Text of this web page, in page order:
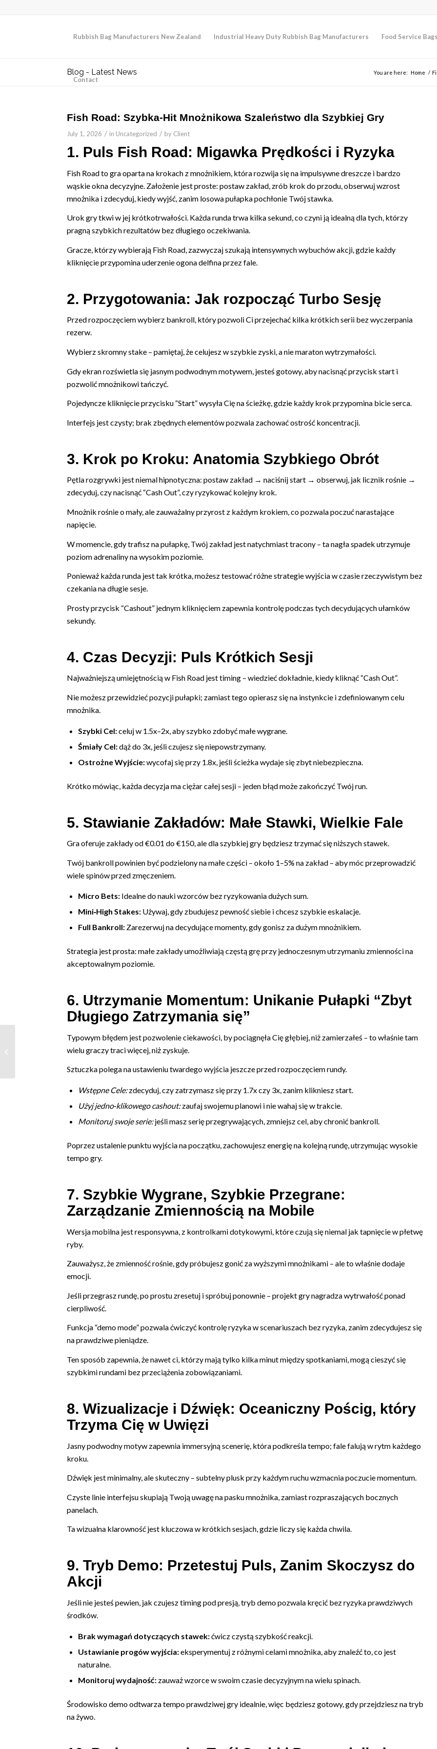
Rubbish Bag Manufacturers New Zealand Industrial Heavy Duty Rubbish Bag Manufacturers Food Service Bags
Contact
Blog - Latest News You are here: Home /
Fish Road: Szybka‑Hit Mnożnikowa Szaleństwo dla Szybkiej Gry
July 1, 2026 / in Uncategorized / by Client
1. Puls Fish Road: Migawka Prędkości i Ryzyka
Fish Road to gra oparta na krokach z mnożnikiem, która rozwija się na impulsywne dreszcze i bardzo
wąskie okna decyzyjne. Założenie jest proste: postaw zakład, zrób krok do przodu, obserwuj wzrost
mnożnika i zdecyduj, kiedy wyjść, zanim losowa pułapka pochłonie Twój stawka.
Urok gry tkwi w jej krótkotrwałości. Każda runda trwa kilka sekund, co czyni ją idealną dla tych, którzy
pragną szybkich rezultatów bez długiego oczekiwania.
Gracze, którzy wybierają Fish Road , zazwyczaj szukają intensywnych wybuchów akcji, gdzie każdy
kliknięcie przypomina uderzenie ogona delfina przez fale.
2. Przygotowania: Jak rozpocząć Turbo Sesję
Przed rozpoczęciem wybierz bankroll, który pozwoli Ci przejechać kilka krótkich serii bez wyczerpania
rezerw.
Wybierz skromny stake – pamiętaj, że celujesz w szybkie zyski, a nie maraton wytrzymałości.
Gdy ekran rozświetla się jasnym podwodnym motywem, jesteś gotowy, aby nacisnąć przycisk start i
pozwolić mnożnikowi tańczyć.
Pojedyncze kliknięcie przycisku “Start” wysyła Cię na ścieżkę, gdzie każdy krok przypomina bicie serca.
Interfejs jest czysty; brak zbędnych elementów pozwala zachować ostrość koncentracji.
3. Krok po Kroku: Anatomia Szybkiego Obrót
Pętla rozgrywki jest niemal hipnotyczna: postaw zakład → naciśnij start → obserwuj, jak licznik rośnie →
zdecyduj, czy nacisnąć “Cash Out”, czy ryzykować kolejny krok.
Mnożnik rośnie o mały, ale zauważalny przyrost z każdym krokiem, co pozwala poczuć narastające
napięcie.
W momencie, gdy trafisz na pułapkę, Twój zakład jest natychmiast tracony – ta nagła spadek utrzymuje
poziom adrenaliny na wysokim poziomie.
Ponieważ każda runda jest tak krótka, możesz testować różne strategie wyjścia w czasie rzeczywistym bez
czekania na długie sesje.
Prosty przycisk “Cashout” jednym kliknięciem zapewnia kontrolę podczas tych decydujących ułamków
sekundy.
4. Czas Decyzji: Puls Krótkich Sesji
Najważniejszą umiejętnością w Fish Road jest timing – wiedzieć dokładnie, kiedy kliknąć “Cash Out”.
Nie możesz przewidzieć pozycji pułapki; zamiast tego opierasz się na instynkcie i zdefiniowanym celu
mnożnika.
Szybki Cel:celuj w 1.5x–2x, aby szybko zdobyć małe wygrane.
Śmiały Cel:dąż do 3x, jeśli czujesz się niepowstrzymany.
Ostrożne Wyjście:wycofaj się przy 1.8x, jeśli ścieżka wydaje się zbyt niebezpieczna.
Krótko mówiąc, każda decyzja ma ciężar całej sesji – jeden błąd może zakończyć Twój run.
5. Stawianie Zakładów: Małe Stawki, Wielkie Fale
Gra oferuje zakłady od €0.01 do €150, ale dla szybkiej gry będziesz trzymać się niższych stawek.
Twój bankroll powinien być podzielony na małe części – około 1–5% na zakład – aby móc przeprowadzić
wiele spinów przed zmęczeniem.
Micro Bets: Idealne do nauki wzorców bez ryzykowania dużych sum.
Mini‑High Stakes: Używaj, gdy zbudujesz pewność siebie i chcesz szybkie eskalacje.
Full Bankroll: Zarezerwuj na decydujące momenty, gdy gonisz za dużym mnożnikiem.
Strategia jest prosta: małe zakłady umożliwiają częstą grę przy jednoczesnym utrzymaniu zmienności na
akceptowalnym poziomie.
6. Utrzymanie Momentum: Unikanie Pułapki “Zbyt
Długiego Zatrzymania się”
Typowym błędem jest pozwolenie ciekawości, by pociągnęła Cię głębiej, niż zamierzałeś – to właśnie tam
wielu graczy traci więcej, niż zyskuje.
Sztuczka polega na ustawieniu twardego wyjścia jeszcze przed rozpoczęciem rundy.
Wstępne Cele:zdecyduj, czy zatrzymasz się przy 1.7x czy 3x, zanim klikniesz start.
Użyj jedno‑klikowego cashout:zaufaj swojemu planowi i nie wahaj się w trakcie.
Monitoruj swoje serie:jeśli masz serię przegrywających, zmniejsz cel, aby chronić bankroll.
Poprzez ustalenie punktu wyjścia na początku, zachowujesz energię na kolejną rundę, utrzymując wysokie
tempo gry.
7. Szybkie Wygrane, Szybkie Przegrane:
Zarządzanie Zmiennością na Mobile
Wersja mobilna jest responsywna, z kontrolkami dotykowymi, które czują się niemal jak tapnięcie w płetwę
ryby.
Zauważysz, że zmienność rośnie, gdy próbujesz gonić za wyższymi mnożnikami – ale to właśnie dodaje
emocji.
Jeśli przegrasz rundę, po prostu zresetuj i spróbuj ponownie – projekt gry nagradza wytrwałość ponad
cierpliwość.
Funkcja “demo mode” pozwala ćwiczyć kontrolę ryzyka w scenariuszach bez ryzyka, zanim zdecydujesz się
na prawdziwe pieniądze.
Ten sposób zapewnia, że nawet ci, którzy mają tylko kilka minut między spotkaniami, mogą cieszyć się
szybkimi rundami bez przeciążenia zobowiązaniami.
8. Wizualizacje i Dźwięk: Oceaniczny Pościg, który
Trzyma Cię w Uwięzi
Jasny podwodny motyw zapewnia immersyjną scenerię, która podkreśla tempo; fale falują w rytm każdego
kroku.
Dźwięk jest minimalny, ale skuteczny – subtelny plusk przy każdym ruchu wzmacnia poczucie momentum.
Czyste linie interfejsu skupiają Twoją uwagę na pasku mnożnika, zamiast rozpraszających bocznych
panelach.
Ta wizualna klarowność jest kluczowa w krótkich sesjach, gdzie liczy się każda chwila.
9. Tryb Demo: Przetestuj Puls, Zanim Skoczysz do
Akcji
Jeśli nie jesteś pewien, jak czujesz timing pod presją, tryb demo pozwala kręcić bez ryzyka prawdziwych
środków.
Brak wymagań dotyczących stawek:ćwicz czystą szybkość reakcji.
Ustawianie progów wyjścia:eksperymentuj z różnymi celami mnożnika, aby znaleźć to, co jest
naturalne.
Monitoruj wydajność: zauważ wzorce w swoim czasie decyzyjnym na wielu spinach.
Środowisko demo odtwarza tempo prawdziwej gry idealnie, więc będziesz gotowy, gdy przejdziesz na tryb
na żywo.
BlazeBet: Quick‑Fire Gaming For The